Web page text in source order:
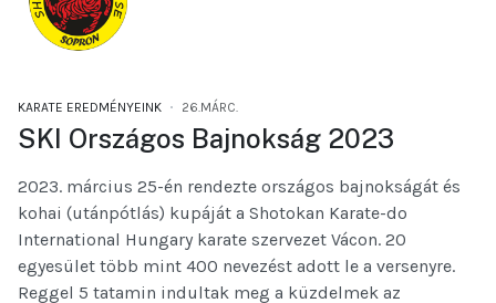
KARATE EREDMÉNYEINK 26.MÁRC.
SKI Országos Bajnokság 2023
2023. március 25-én rendezte országos bajnokságát és
kohai (utánpótlás) kupáját a Shotokan Karate-do
International Hungary karate szervezet Vácon. 20
egyesület több mint 400 nevezést adott le a versenyre.
Reggel 5 tatamin indultak meg a küzdelmek az